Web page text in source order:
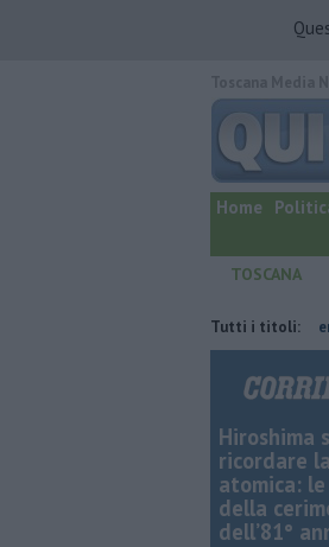
quotidiano
Home
TOSCANA
Tutti i titoli:
Falsi carabinieri
Hiroshima
ricordare
atomica:
della
dell’81°